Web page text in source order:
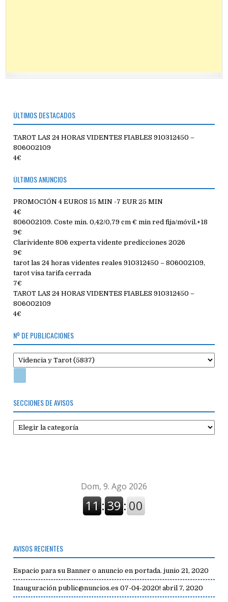
ÚLTIMOS DESTACADOS
TAROT LAS 24 HORAS VIDENTES FIABLES 910312450 –
806002109
4€
ÚLTIMOS ANUNCIOS
PROMOCIÓN 4 EUROS 15 MIN -7 EUR 25 MIN
4€
806002109. Coste min. 0,42/0,79 cm € min red fija/móvil.+18
9€
Clarividente 806 experta vidente predicciones 2026
9€
tarot las 24 horas videntes reales 910312450 – 806002109,
tarot visa tarifa cerrada
7€
TAROT LAS 24 HORAS VIDENTES FIABLES 910312450 –
806002109
4€
Nº DE PUBLICACIONES
SECCIONES DE AVISOS
Secciones
de
AVISOS RECIENTES
Espacio para su Banner o anuncio en portada. junio 21, 2020
Inauguración public@nuncios.es 07-04-2020! abril 7, 2020